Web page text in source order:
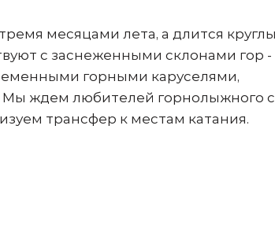
месяцами лета, а длится
с заснеженными склонами гор -
горными каруселями,
ждем любителей горнолыжного
трансфер к местам катания.